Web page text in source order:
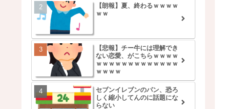
【朗報】夏、終わるｗｗｗｗ
ｗｗ
【悲報】チー牛には理解でき
ない恋愛、がこちらｗｗｗｗ
ｗｗｗｗｗｗｗｗｗｗｗｗｗ
ｗｗｗｗ
セブンイレブンのパン、恐ろ
しく縮小してんのに話題にな
らない